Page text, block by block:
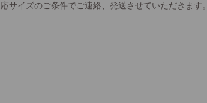
サイズのご条件でご連絡、発送させていただきます。